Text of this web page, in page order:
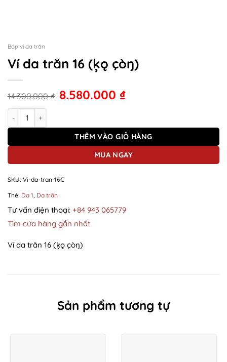
Bóp ví da trăn
Ví da trăn 16 (ķǫ çòŋ)
14.300.000₫ 8.580.000 ₫
Ví da trăn 16 (ķǫ çòŋ) số lượng
THÊM VÀO GIỎ HÀNG
MUA NGAY
SKU: Vi-da-tran-16C
Thẻ: Da 1, Da trăn
Tư vấn điện thoại: +84 943 065779
Tìm cửa hàng gần nhất
Ví da trăn 16 (ķǫ çòŋ)
Sản phẩm tương tự